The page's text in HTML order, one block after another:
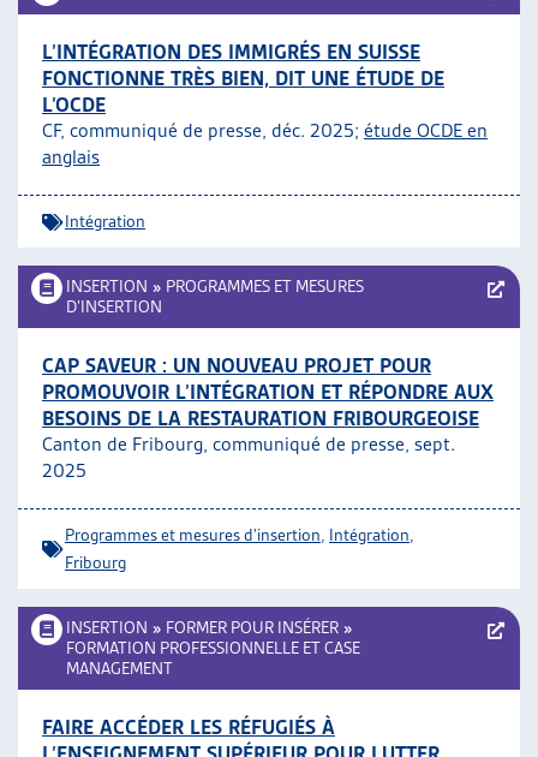
RESSOURCES
THÉMATIQUES
GUIDE SOCIAL ROMAND
AUTRES
ARTIAS
L’INTÉGRATION DES IMMIGRÉS EN SUISSE
FONCTIONNE TRÈS BIEN, DIT UNE ÉTUDE DE
L’OCDE
CF, communiqué de presse, déc. 2025; étude OCDE en
anglais
Intégration
INSERTION » PROGRAMMES ET MESURES
D’INSERTION
CAP SAVEUR : UN NOUVEAU PROJET POUR
PROMOUVOIR L’INTÉGRATION ET RÉPONDRE AUX
BESOINS DE LA RESTAURATION FRIBOURGEOISE
Canton de Fribourg, communiqué de presse, sept.
2025
Programmes et mesures d'insertion Intégration
Fribourg
INSERTION » FORMER POUR INSÉRER »
FORMATION PROFESSIONNELLE ET CASE
MANAGEMENT
FAIRE ACCÉDER LES RÉFUGIÉS À